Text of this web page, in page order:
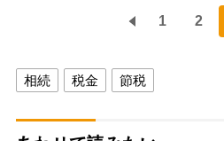
1 2
相続 税金 節税